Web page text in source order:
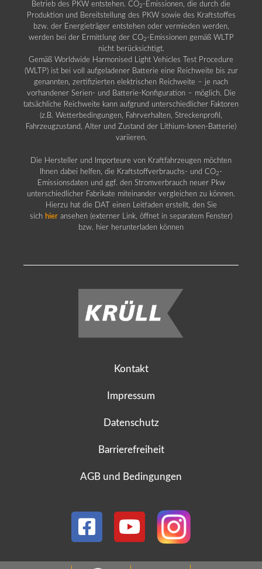
Betrieb des PKW entstehen. CO2 -Emissionen, die durch die
Produktion und Bereitstellung des PKW sowie des Kraftstoffes
bzw. der Energieträger entstehen oder vermieden werden,
werden bei der Ermittlung der CO2 -Emissionen gemäß WLTP
nicht berücksichtigt.
Gemäß Worldwide Harmonised Light Vehicles Test Procedure
(WLTP) ist bei voll aufgeladener Batterie eine Reichweite bis zur
genannten, zertifizierten elektrischen Reichweite – je nach
vorhandener Serien- und Batterie-Konfiguration – möglich. Die
tatsächliche Reichweite kann aufgrund unterschiedlicher Faktoren
(z.B. Wetterbedingungen, Fahrverhalten, Streckenprofil,
Fahrzeugzustand, Alter und Zustand der Lithium-Ionen-Batterie)
variieren.
Die Hersteller und Importeure von Kraftfahrzeugen möchten
Ihnen dabei helfen, die Kraftstoffverbrauchs- und CO2 -
Emissionsdaten und ggf. den Stromverbrauch neuer Pkw
unterschiedlicher Fabrikate miteinander vergleichen zu können.
Hierzu hat die DAT einen Leitfaden erstellt, den Sie
sich hier ansehen (externer Link, öffnet in separatem Fenster)
bzw. hier herunterladen können
Kontakt
Impressum
Datenschutz
Barrierefreiheit
AGB und Bedingungen